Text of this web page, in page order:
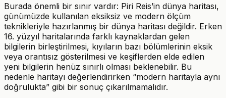
Burada önemli bir sınır vardır: Piri Reis’in dünya haritası,
günümüzde kullanılan eksiksiz ve modern ölçüm
teknikleriyle hazırlanmış bir dünya haritası değildir. Erken
16. yüzyıl haritalarında farklı kaynaklardan gelen
bilgilerin birleştirilmesi, kıyıların bazı bölümlerinin eksik
veya orantısız gösterilmesi ve keşiflerden elde edilen
yeni bilgilerin henüz sınırlı olması beklenebilir. Bu
nedenle haritayı değerlendirirken “modern haritayla aynı
doğrulukta” gibi bir sonuç çıkarılmamalıdır.